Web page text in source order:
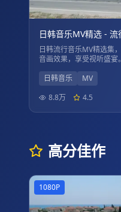
日韩音乐MV精选 - 流
日韩流行音乐MV精选集
音画效果，享受视听盛宴。
日韩音乐
MV
8.8万
4.5
高分佳作
1080P